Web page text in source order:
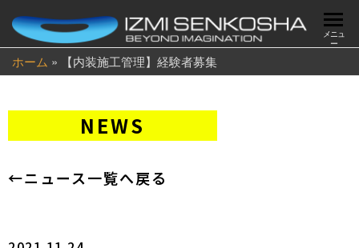
メニュ
ー
ホーム » 【内装施工管理】経験者募集
NEWS
←ニュース一覧へ戻る